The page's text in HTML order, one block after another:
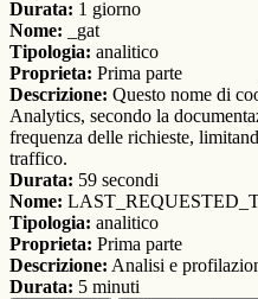
Durata: 1 giorno
Nome: _gat
Tipologia: analitico
Proprieta: Prima parte
Descrizione: Questo nome di
Analytics, secondo la
frequenza delle richieste,
traffico.
Durata: 59 secondi
Nome:
Tipologia: analitico
Proprieta: Prima parte
Descrizione: Analisi e
Durata: 5 minuti